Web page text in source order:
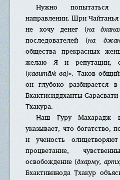
Нужно
направлении. Шри
не хочу денег (нa
последователей (нa
общества прекрасных
желаю Я и репутации,
(кaвита̄м̇ вa)». Таков
он глубоко разбирается
Бхактисиддханты
Тхакура.
Наш Гуру Мaхарадж
указывает, что богатство,
и ученость
процветание,
освобождение (дхарму,
Бхактивинода Тхакур